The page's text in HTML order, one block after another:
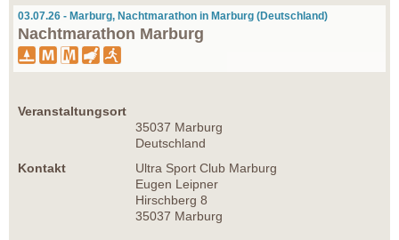
03.07.26 - Marburg, Nachtmarathon in Marburg (Deutschland)
Nachtmarathon Marburg
Veranstaltungsort
35037 Marburg
Deutschland
Kontakt
Ultra Sport Club Marburg
Eugen Leipner
Hirschberg 8
35037 Marburg